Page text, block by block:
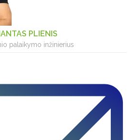
PLIENIS
palaikymo inžinierius